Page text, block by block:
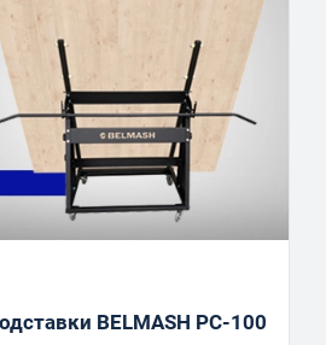
BELMASH PC-100